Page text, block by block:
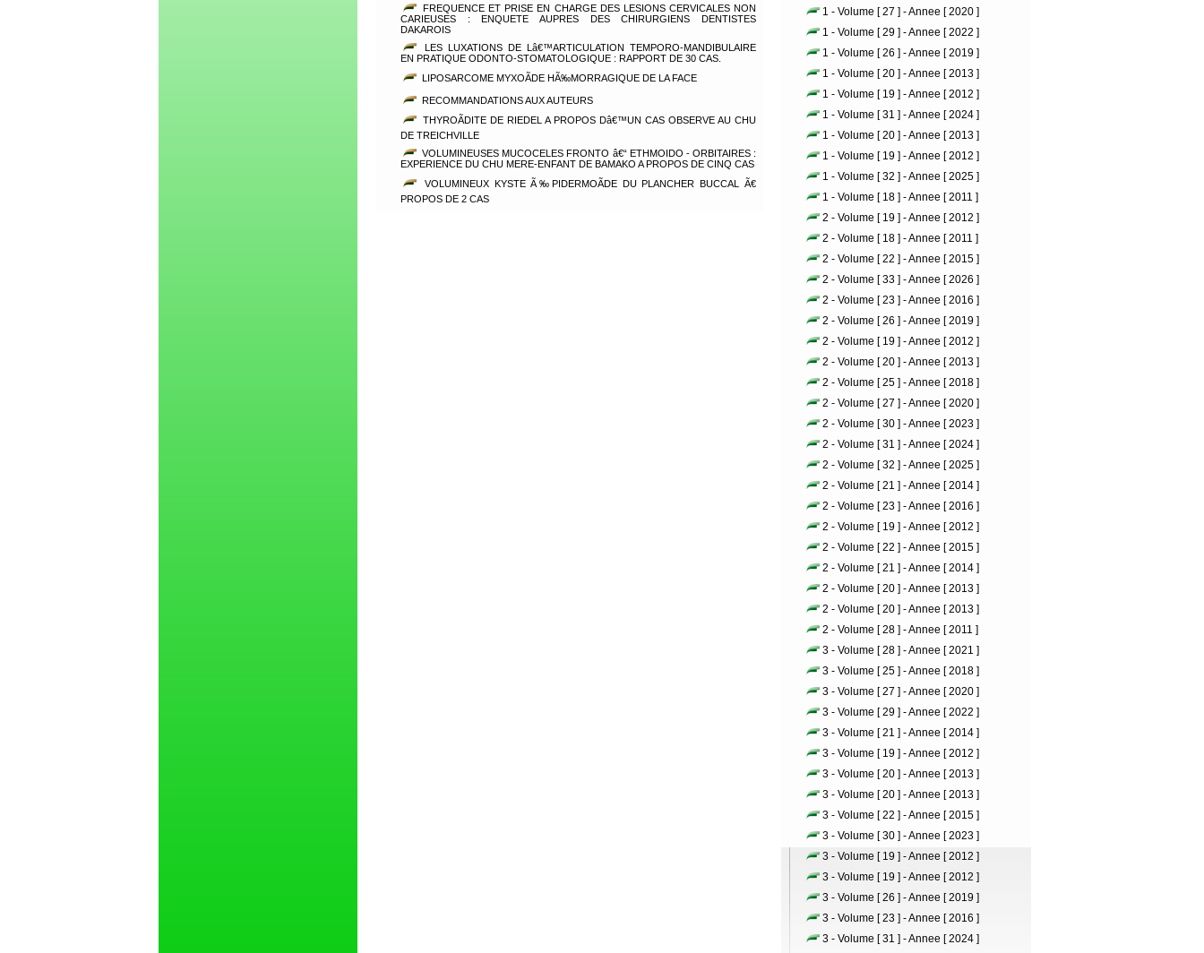
FREQUENCE ET PRISE EN CHARGE DES LESIONS CERVICALES NON
CARIEUSES : ENQUETE AUPRES DES CHIRURGIENS DENTISTES
DAKAROIS
LES LUXATIONS DE Lâ€™ARTICULATION TEMPORO-MANDIBULAIRE
EN PRATIQUE ODONTO-STOMATOLOGIQUE : RAPPORT DE 30 CAS.
LIPOSARCOME MYXOÃDE HÃ‰MORRAGIQUE DE LA FACE
RECOMMANDATIONS AUX AUTEURS
THYROÃDITE DE RIEDEL A PROPOS Dâ€™UN CAS OBSERVE AU CHU
DE TREICHVILLE
VOLUMINEUSES MUCOCELES FRONTO â€“ ETHMOIDO - ORBITAIRES :
EXPERIENCE DU CHU MERE-ENFANT DE BAMAKO A PROPOS DE CINQ CAS
VOLUMINEUX KYSTE Ã‰PIDERMOÃDE DU PLANCHER BUCCAL Ã€
PROPOS DE 2 CAS
1 - Volume [ 27 ] - Annee [ 2020 ]
1 - Volume [ 29 ] - Annee [ 2022 ]
1 - Volume [ 26 ] - Annee [ 2019 ]
1 - Volume [ 20 ] - Annee [ 2013 ]
1 - Volume [ 19 ] - Annee [ 2012 ]
1 - Volume [ 31 ] - Annee [ 2024 ]
1 - Volume [ 20 ] - Annee [ 2013 ]
1 - Volume [ 19 ] - Annee [ 2012 ]
1 - Volume [ 32 ] - Annee [ 2025 ]
1 - Volume [ 18 ] - Annee [ 2011 ]
2 - Volume [ 19 ] - Annee [ 2012 ]
2 - Volume [ 18 ] - Annee [ 2011 ]
2 - Volume [ 22 ] - Annee [ 2015 ]
2 - Volume [ 33 ] - Annee [ 2026 ]
2 - Volume [ 23 ] - Annee [ 2016 ]
2 - Volume [ 26 ] - Annee [ 2019 ]
2 - Volume [ 19 ] - Annee [ 2012 ]
2 - Volume [ 20 ] - Annee [ 2013 ]
2 - Volume [ 25 ] - Annee [ 2018 ]
2 - Volume [ 27 ] - Annee [ 2020 ]
2 - Volume [ 30 ] - Annee [ 2023 ]
2 - Volume [ 31 ] - Annee [ 2024 ]
2 - Volume [ 32 ] - Annee [ 2025 ]
2 - Volume [ 21 ] - Annee [ 2014 ]
2 - Volume [ 23 ] - Annee [ 2016 ]
2 - Volume [ 19 ] - Annee [ 2012 ]
2 - Volume [ 22 ] - Annee [ 2015 ]
2 - Volume [ 21 ] - Annee [ 2014 ]
2 - Volume [ 20 ] - Annee [ 2013 ]
2 - Volume [ 20 ] - Annee [ 2013 ]
2 - Volume [ 28 ] - Annee [ 2011 ]
3 - Volume [ 28 ] - Annee [ 2021 ]
3 - Volume [ 25 ] - Annee [ 2018 ]
3 - Volume [ 27 ] - Annee [ 2020 ]
3 - Volume [ 29 ] - Annee [ 2022 ]
3 - Volume [ 21 ] - Annee [ 2014 ]
3 - Volume [ 19 ] - Annee [ 2012 ]
3 - Volume [ 20 ] - Annee [ 2013 ]
3 - Volume [ 20 ] - Annee [ 2013 ]
3 - Volume [ 22 ] - Annee [ 2015 ]
3 - Volume [ 30 ] - Annee [ 2023 ]
3 - Volume [ 19 ] - Annee [ 2012 ]
3 - Volume [ 19 ] - Annee [ 2012 ]
3 - Volume [ 26 ] - Annee [ 2019 ]
3 - Volume [ 23 ] - Annee [ 2016 ]
3 - Volume [ 31 ] - Annee [ 2024 ]